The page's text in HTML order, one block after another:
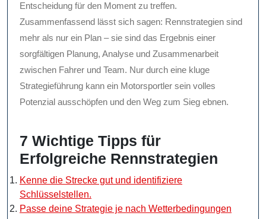
Entscheidung für den Moment zu treffen.
Zusammenfassend lässt sich sagen: Rennstrategien sind
mehr als nur ein Plan – sie sind das Ergebnis einer
sorgfältigen Planung, Analyse und Zusammenarbeit
zwischen Fahrer und Team. Nur durch eine kluge
Strategieführung kann ein Motorsportler sein volles
Potenzial ausschöpfen und den Weg zum Sieg ebnen.
7 Wichtige Tipps für
Erfolgreiche Rennstrategien
Kenne die Strecke gut und identifiziere
Schlüsselstellen.
Passe deine Strategie je nach Wetterbedingungen